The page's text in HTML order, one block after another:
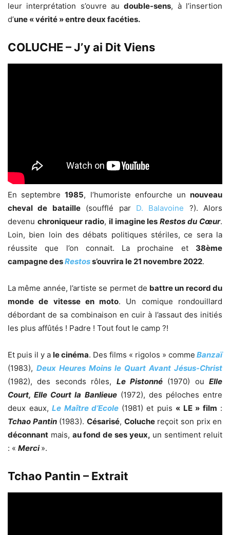
leur interprétation s’ouvre audouble-sens, à l’insertion
d’une « vérité » entre deux facéties.
COLUCHE – J’y ai Dit Viens
En septembre1985, l’humoriste enfourche unnouveau
cheval de bataille(soufflé par D. Balavoine ?). Alors
devenu chroniqueur radio, il imagine lesRestos du Cœur.
Loin, bien loin des débats politiques stériles, ce sera la
réussite que l’on connait. La prochaine et 38ème
campagne desRestoss’ouvrira le 21 novembre 2022.
La même année, l’artiste se permet de battre un record du
monde de vitesse en moto. Un comique rondouillard
débordant de sa combinaison en cuir à l’assaut des initiés
les plus affûtés ! Padre ! Tout fout le camp ?!
Et puis il y a le cinéma. Des films « rigolos » comme Banzaï
(1983), Deux Heures Moins le Quart Avant Jésus-Christ
(1982), des seconds rôles, Le Pistonné(1970) ou Elle
Court, Elle Court la Banlieue(1972), des péloches entre
deux eaux, Le Maître d’Ecole (1981) et puis « LE » film :
Tchao Pantin(1983).Césarisé, Coluchereçoit son prix en
déconnant mais, au fond de ses yeux, un sentiment reluit
: « Merci ».
Tchao Pantin – Extrait